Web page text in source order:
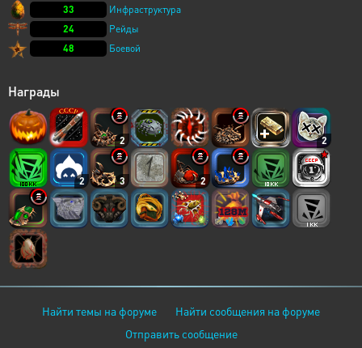
33
Инфраструктура
24
Рейды
48
Боевой
Награды
2 2
2 3 2
Найти темы на форуме
Найти сообщения на форуме
Отправить сообщение